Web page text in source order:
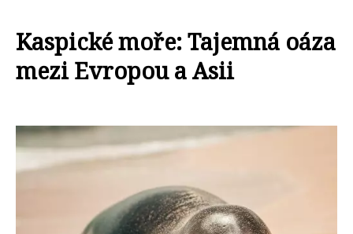
Kaspické moře: Tajemná oáza
mezi Evropou a Asii